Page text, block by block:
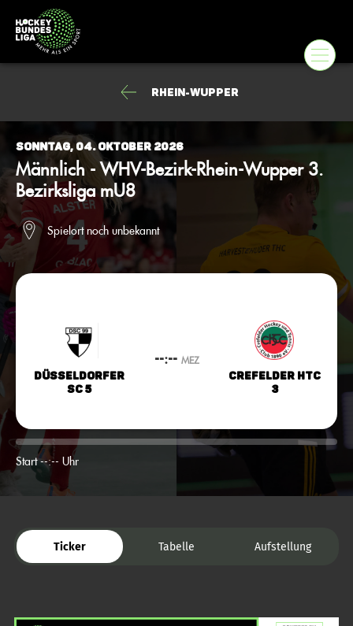
Rhein-Wupper
Sonntag, 04. Oktober 2026
Männlich - WHV-Bezirk-Rhein-Wupper 3.
Bezirksliga mU8
Spielort noch unbekannt
Düsseldorfer
SC 5
--:-- MEZ
Crefelder HTC
3
Start --:-- Uhr
Ticker Tabelle Aufstellung